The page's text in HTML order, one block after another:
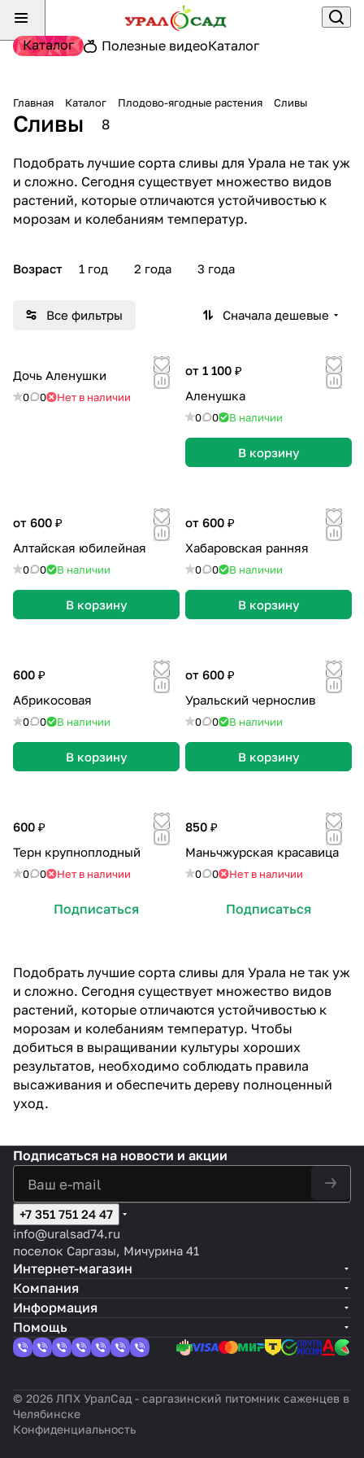
Каталог Полезные видеоКаталог
Главная Каталог Плодово-ягодные растения Сливы
Сливы 8
Подобрать лучшие сорта сливы для Урала не так уж
и сложно. Сегодня существует множество видов
растений, которые отличаются устойчивостью к
морозам и колебаниям температур.
Возраст 1 год 2 года 3 года
Все фильтры Сначала дешевые
Дочь Аленушки
0 0 Нет в наличии
от 1 100 ₽
Аленушка
0 0 В наличии
В корзину
от 600 ₽
Алтайская юбилейная
0 0 В наличии
В корзину
от 600 ₽
Хабаровская ранняя
0 0 В наличии
В корзину
600 ₽
Абрикосовая
0 0 В наличии
В корзину
от 600 ₽
Уральский чернослив
0 0 В наличии
В корзину
600 ₽
Терн крупноплодный
0 0 Нет в наличии
Подписаться
850 ₽
Маньчжурская красавица
0 0 Нет в наличии
Подписаться
Подобрать лучшие сорта сливы для Урала не так уж
и сложно. Сегодня существует множество видов
растений, которые отличаются устойчивостью к
морозам и колебаниям температур. Чтобы
добиться в выращивании культуры хороших
результатов, необходимо соблюдать правила
высаживания и обеспечить дереву полноценный
уход.
Подписаться на новости и акции
+7 351 751 24 47
info@uralsad74.ru
поселок Саргазы, Мичурина 41
Интернет-магазин
Компания
Информация
Помощь
© 2026 ЛПХ УралСад - саргазинский питомник саженцев в
Челябинске
Конфиденциальность